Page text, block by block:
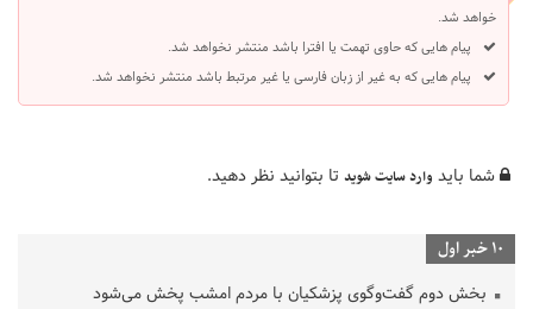
خواهد شد.
پیام هایی که حاوی تهمت یا افترا باشد منتشر نخواهد شد.
پیام هایی که به غیر از زبان فارسی یا غیر مرتبط باشد منتشر نخواهد شد.
شما باید وارد سایت شوید تا بتوانید نظر دهید.
10 خبر اول
بخش دوم گفت‌وگوی پزشکیان با مردم امشب پخش می‌شود